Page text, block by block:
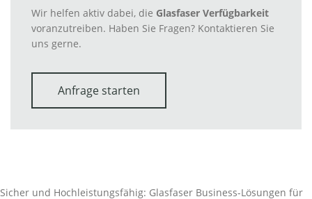
Wir helfen aktiv dabei, die Glasfaser Verfügbarkeit
voranzutreiben. Haben Sie Fragen? Kontaktieren Sie
uns gerne.
Anfrage starten
Sicher und Hochleistungsfähig: Glasfaser Business-Lösungen für